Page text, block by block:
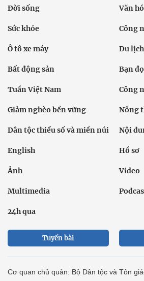
Đời sống Văn
Sức khỏe Công
Ô tô xe máy Du lịch
Bất động sản Bạn
Tuần Việt Nam Công
Giảm nghèo bền vững Nông
Dân tộc thiểu số và miền núi Nội
English Hồ sơ
Ảnh Video
Multimedia
24h qua
Tuyến bài
Cơ quan chủ quản: Bộ Dân tộc và Tôn